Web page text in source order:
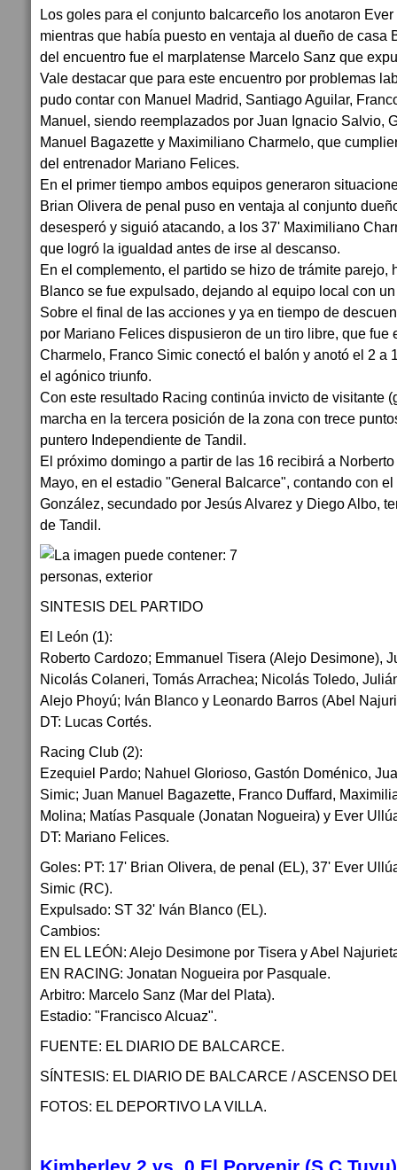
Los goles para el conjunto balcarceño los anotaron
mientras que había puesto en ventaja al dueño de casa
del encuentro fue el marplatense Marcelo Sanz que
Vale destacar que para este encuentro por problemas
pudo contar con Manuel Madrid, Santiago Aguilar,
Manuel, siendo reemplazados por Juan Ignacio Salvio,
Manuel Bagazette y Maximiliano Charmelo, que
del entrenador Mariano Felices.
En el primer tiempo ambos equipos generaron
Brian Olivera de penal puso en ventaja al conjunto
desesperó y siguió atacando, a los 37' Maximiliano
que logró la igualdad antes de irse al descanso.
En el complemento, el partido se hizo de trámite parejo,
Blanco se fue expulsado, dejando al equipo local con
Sobre el final de las acciones y ya en tiempo de
por Mariano Felices dispusieron de un tiro libre, que fue
Charmelo, Franco Simic conectó el balón y anotó el 2 a
el agónico triunfo.
Con este resultado Racing continúa invicto de visitante
marcha en la tercera posición de la zona con trece
puntero Independiente de Tandil.
El próximo domingo a partir de las 16 recibirá a
Mayo, en el estadio "General Balcarce", contando con
González, secundado por Jesús Alvarez y Diego Albo,
de Tandil.
SINTESIS DEL PARTIDO
El León (1):
Roberto Cardozo; Emmanuel Tisera (Alejo Desimone),
Nicolás Colaneri, Tomás Arrachea; Nicolás Toledo,
Alejo Phoyú; Iván Blanco y Leonardo Barros (Abel
DT: Lucas Cortés.
Racing Club (2):
Ezequiel Pardo; Nahuel Glorioso, Gastón Doménico,
Simic; Juan Manuel Bagazette, Franco Duffard,
Molina; Matías Pasquale (Jonatan Nogueira) y Ever
DT: Mariano Felices.
Goles: PT: 17' Brian Olivera, de penal (EL), 37' Ever
Simic (RC).
Expulsado: ST 32' Iván Blanco (EL).
Cambios:
EN EL LEÓN: Alejo Desimone por Tisera y Abel
EN RACING: Jonatan Nogueira por Pasquale.
Arbitro: Marcelo Sanz (Mar del Plata).
Estadio: "Francisco Alcuaz".
FUENTE: EL DIARIO DE BALCARCE.
SÍNTESIS: EL DIARIO DE BALCARCE / ASCENSO
FOTOS: EL DEPORTIVO LA VILLA.